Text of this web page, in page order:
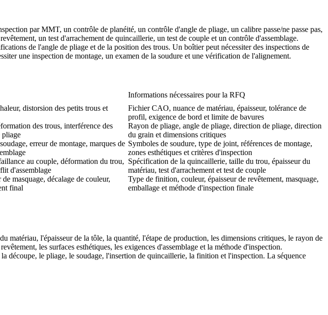
par MMT, un contrôle de planéité, un contrôle d'angle de pliage, un calibre passe/ne passe pas,
un test d'arrachement de quincaillerie, un test de couple et un contrôle d'assemblage.
de l'angle de pliage et de la position des trous. Un boîtier peut nécessiter des inspections de
une inspection de montage, un examen de la soudure et une vérification de l'alignement.
Informations nécessaires pour la RFQ
distorsion des petits trous et
Fichier CAO, nuance de matériau, épaisseur, tolérance de
profil, exigence de bord et limite de bavures
des trous, interférence des
pliage
Rayon de pliage, angle de pliage, direction de pliage, direction
du grain et dimensions critiques
erreur de montage, marques de Symboles de soudure, type de joint, références de montage,
zones esthétiques et critères d'inspection
au couple, déformation du trou,
d'assemblage
Spécification de la quincaillerie, taille du trou, épaisseur du
matériau, test d'arrachement et test de couple
masquage, décalage de couleur,
final
Type de finition, couleur, épaisseur de revêtement, masquage,
emballage et méthode d'inspection finale
l'épaisseur de la tôle, la quantité, l'étape de production, les dimensions critiques, le rayon de
les surfaces esthétiques, les exigences d'assemblage et la méthode d'inspection.
découpe, le pliage, le soudage, l'insertion de quincaillerie, la finition et l'inspection. La séquence